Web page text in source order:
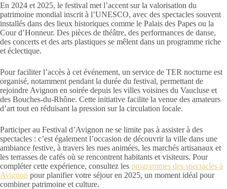
En 2024 et 2025, le festival met l’accent sur la valorisation du
patrimoine mondial inscrit à l’UNESCO, avec des spectacles souvent
installés dans des lieux historiques comme le Palais des Papes ou la
Cour d’Honneur. Des pièces de théâtre, des performances de danse,
des concerts et des arts plastiques se mêlent dans un programme riche
et éclectique.
Pour faciliter l’accès à cet événement, un service de TER nocturne est
organisé, notamment pendant la durée du festival, permettant de
rejoindre Avignon en soirée depuis les villes voisines du Vaucluse et
des Bouches-du-Rhône. Cette initiative facilite la venue des amateurs
d’art tout en réduisant la pression sur la circulation locale.
Participer au Festival d’Avignon ne se limite pas à assister à des
spectacles : c’est également l’occasion de découvrir la ville dans une
ambiance festive, à travers les rues animées, les marchés artisanaux et
les terrasses de cafés où se rencontrent habitants et visiteurs. Pour
compléter cette expérience, consultez les programmes des spectacles à
Avignon pour planifier votre séjour en 2025, un moment idéal pour
combiner patrimoine et culture.